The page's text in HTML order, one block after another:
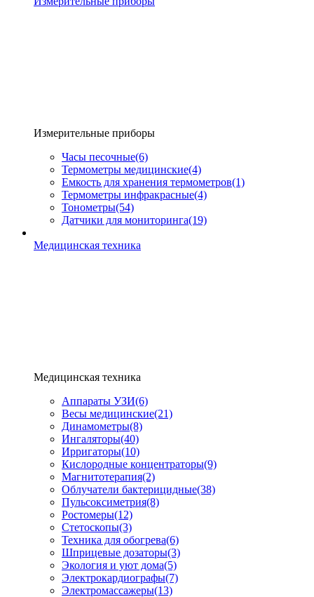
Измерительные приборы
Часы песочные(6)
Термометры медицинские(4)
Емкость для хранения термометров(1)
Термометры инфракрасные(4)
Тонометры(54)
Датчики для мониторинга(19)
Медицинская техника
Медицинская техника
Аппараты УЗИ(6)
Весы медицинские(21)
Динамометры(8)
Ингаляторы(40)
Ирригаторы(10)
Кислородные концентраторы(9)
Магнитотерапия(2)
Облучатели бактерицидные(38)
Пульсоксиметрия(8)
Ростомеры(12)
Стетоскопы(3)
Техника для обогрева(6)
Шприцевые дозаторы(3)
Экология и уют дома(5)
Электрокардиографы(7)
Электромассажеры(13)